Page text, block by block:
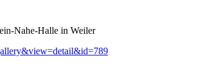
Nahe-Halle in Weiler